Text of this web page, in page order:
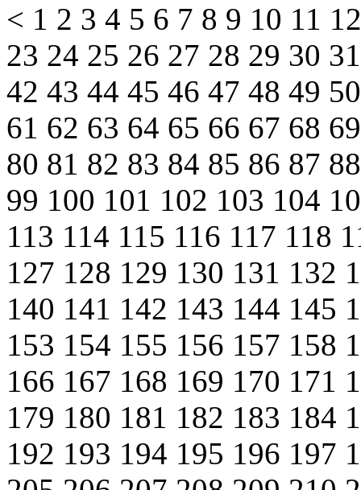
< 1 2 3 4 5 6 7 8 9 10 11
23 24 25 26 27 28 29 30
42 43 44 45 46 47 48 49
61 62 63 64 65 66 67 68
80 81 82 83 84 85 86 87
99 100 101 102 103 104
113 114 115 116 117 118
127 128 129 130 131 132
140 141 142 143 144 145
153 154 155 156 157 158
166 167 168 169 170 171
179 180 181 182 183 184
192 193 194 195 196 197